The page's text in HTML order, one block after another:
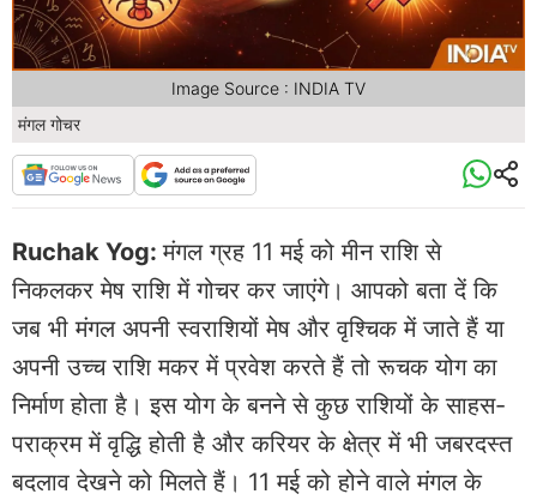
मंगल गोचर
Image Source : INDIA TV
Ruchak Yog:मंगल ग्रह 11 मई को मीन राशि से
निकलकर मेष राशि में गोचर कर जाएंगे। आपको बता दें कि
जब भी मंगल अपनी स्वराशियों मेष और वृश्चिक में जाते हैं या
अपनी उच्च राशि मकर में प्रवेश करते हैं तो रूचक योग का
निर्माण होता है। इस योग के बनने से कुछ राशियों के साहस-
पराक्रम में वृद्धि होती है और करियर के क्षेत्र में भी जबरदस्त
बदलाव देखने को मिलते हैं। 11 मई को होने वाले मंगल के